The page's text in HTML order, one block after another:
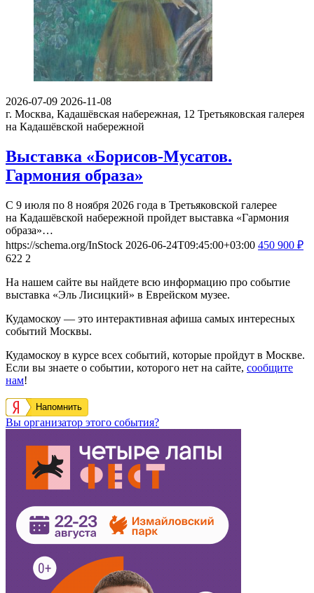
2026-07-09 2026-11-08
г. Москва, Кадашёвская набережная, 12 Третьяковская галерея
на Кадашёвской набережной
Выставка «Борисов-Мусатов.
Гармония образа»
С 9 июля по 8 ноября 2026 года в Третьяковской галерее
на Кадашёвской набережной пройдет выставка «Гармония
образа»…
https://schema.org/InStock 2026-06-24T09:45:00+03:00 450 900 ₽
622 2
На нашем сайте вы найдете всю информацию про событие
выставка «Эль Лисицкий» в Еврейском музее.
Кудамоскоу — это интерактивная афиша самых интересных
событий Москвы.
Кудамоскоу в курсе всех событий, которые пройдут в Москве.
Если вы знаете о событии, которого нет на сайте, сообщите
нам!
Напомнить
Вы организатор этого события?